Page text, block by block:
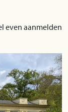
even aanmelden